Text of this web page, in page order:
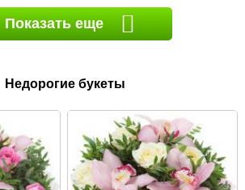
Показать еще
Недорогие букеты